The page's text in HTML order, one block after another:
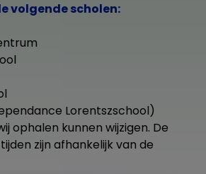
volgende scholen:
Lorentszschool)
ophalen kunnen wijzigen. De
zijn afhankelijk van de